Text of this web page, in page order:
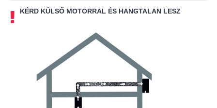
KÉRD KÜLSŐ MOTORRAL ÉS HANGTALAN LESZ